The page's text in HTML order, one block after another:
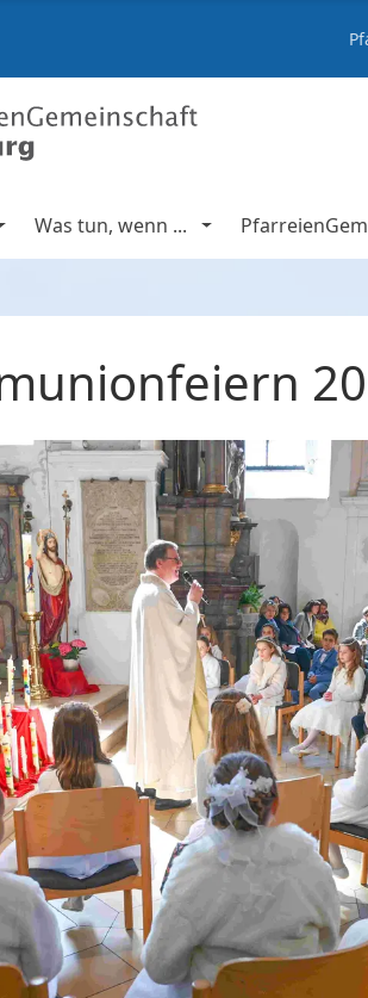
Was tun, wenn ...